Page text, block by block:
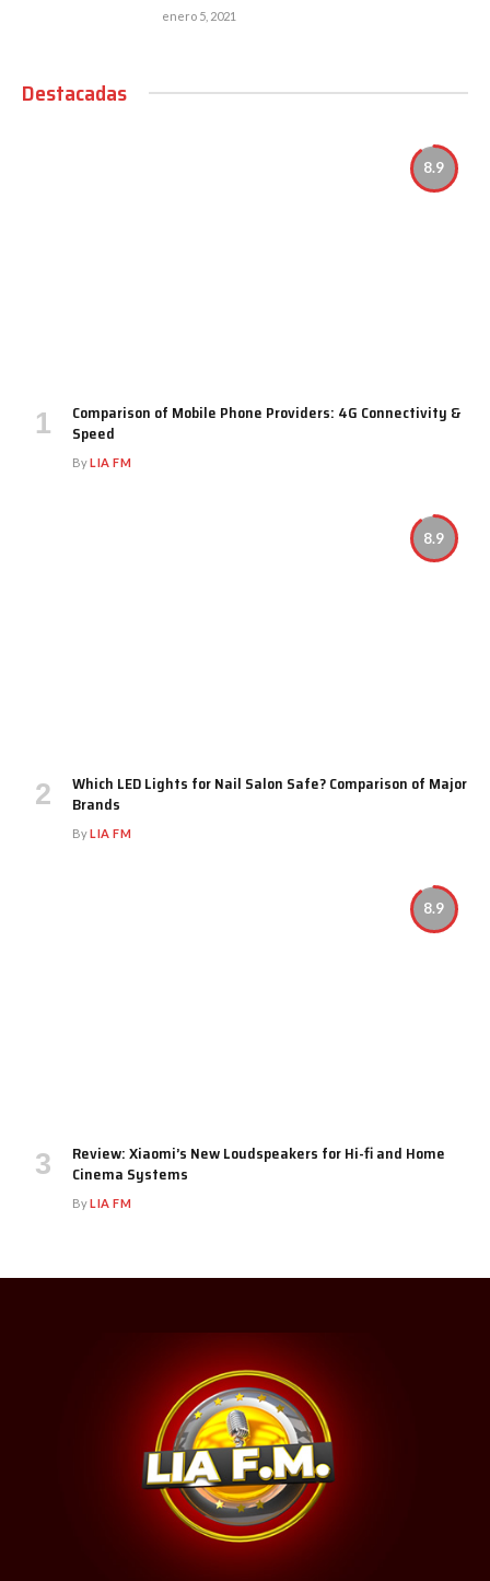
enero 5, 2021
Destacadas
8.9
Comparison of Mobile Phone Providers: 4G Connectivity &
Speed
ByLIA FM
8.9
Which LED Lights for Nail Salon Safe? Comparison of Major
Brands
ByLIA FM
8.9
Review: Xiaomi’s New Loudspeakers for Hi-fi and Home
Cinema Systems
ByLIA FM